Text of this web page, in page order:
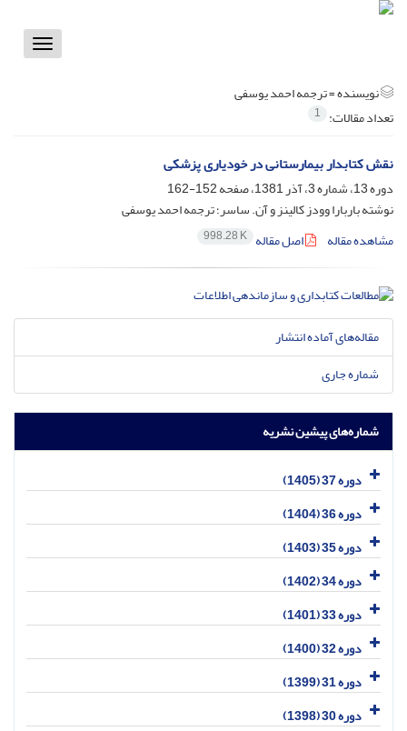
Toggle
نویسنده =ترجمه احمد یوسفی
تعداد مقالات: 1
نقش کتابدار بیمارستانی در خودیاری پزشکی
دوره 13، شماره 3، آذر 1381، صفحه
152-162
نوشته باربارا وودز کالینز و آن. ساسر؛ ترجمه احمد یوسفی
مشاهده مقاله
اصل مقاله 998.28 K
مقاله‌های آماده انتشار
شماره جاری
شماره‌های پیشین نشریه
دوره 37 (1405)
دوره 36 (1404)
دوره 35 (1403)
دوره 34 (1402)
دوره 33 (1401)
دوره 32 (1400)
دوره 31 (1399)
دوره 30 (1398)